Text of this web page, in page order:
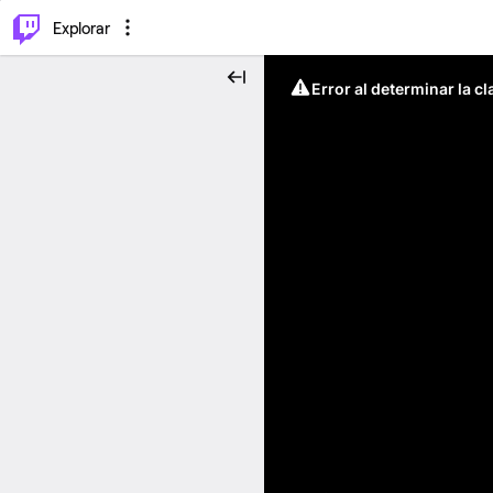
Explorar
Error al determinar la